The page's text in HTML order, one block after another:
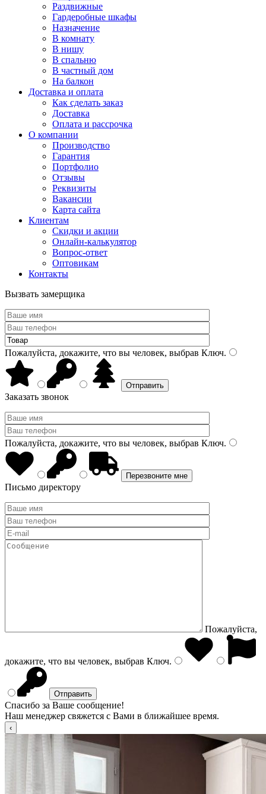
Раздвижные
Гардеробные шкафы
Назначение
В комнату
В нишу
В спальню
В частный дом
На балкон
Доставка и оплата
Как сделать заказ
Доставка
Оплата и рассрочка
О компании
Производство
Гарантия
Портфолио
Отзывы
Реквизиты
Вакансии
Карта сайта
Клиентам
Скидки и акции
Онлайн-калькулятор
Вопрос-ответ
Оптовикам
Контакты
Вызвать замерщика
Пожалуйста, докажите, что вы человек, выбрав Ключ.
Заказать звонок
Пожалуйста, докажите, что вы человек, выбрав Ключ.
Письмо директору
Пожалуйста,
докажите, что вы человек, выбрав Ключ.
Спасибо за Ваше сообщение!
Наш менеджер свяжется с Вами в ближайшее время.